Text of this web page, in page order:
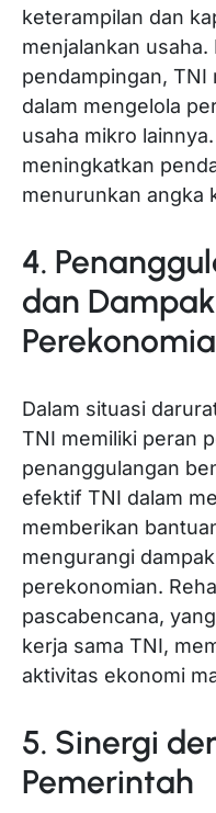
keterampilan dan
menjalankan
pendampingan, TNI
dalam mengelola
usaha mikro
meningkatkan
menurunkan angka
4.
dan
Dalam situasi
TNI memiliki peran
penanggulangan
efektif TNI dalam
memberikan
mengurangi
perekonomian.
pascabencana,
kerja sama TNI,
aktivitas ekonomi
5. Sinergi
Pemerintah